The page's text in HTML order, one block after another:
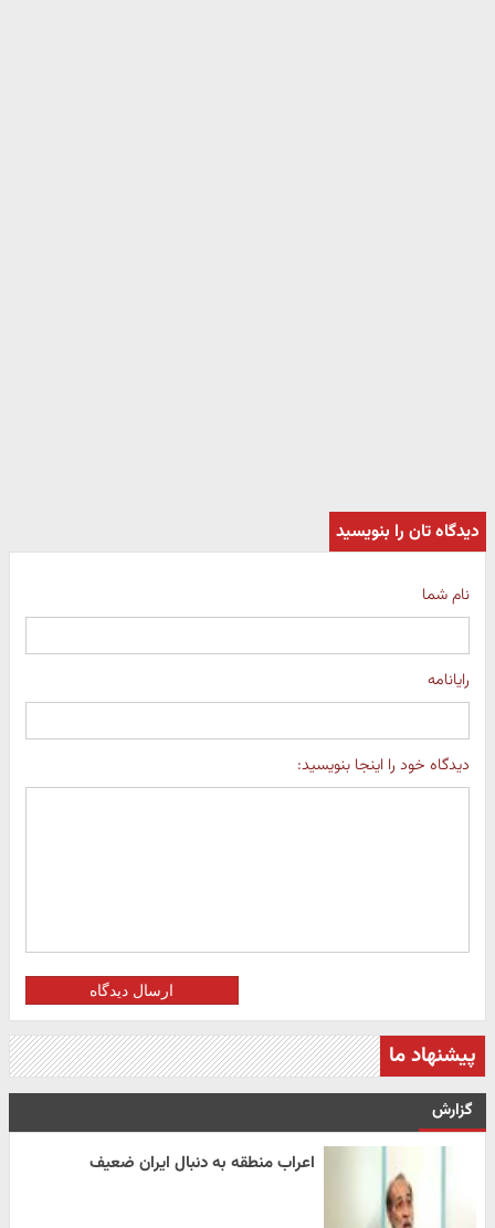
دیدگاه تان را بنویسید
نام شما
رایانامه
دیدگاه خود را اینجا بنویسید:
ارسال دیدگاه
پیشنهاد ما
گزارش
اعراب منطقه به دنبال ایران ضعیف